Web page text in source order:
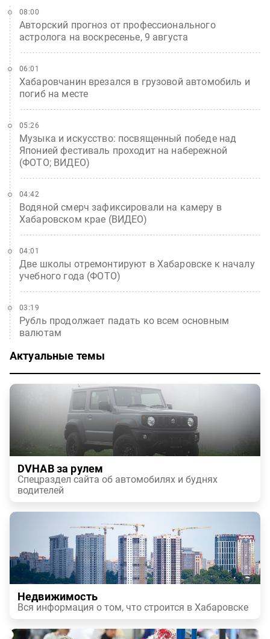
Авторский прогноз от профессионального
астролога на воскресенье, 9 августа
08:00
Хабаровчанин врезался в грузовой автомобиль и
погиб на месте
06:01
Музыка и искусство: посвященный победе над
Японией фестиваль проходит на набережной
(ФОТО; ВИДЕО)
05:26
Водяной смерч зафиксировали на камеру в
Хабаровском крае (ВИДЕО)
04:42
Две школы отремонтируют в Хабаровске к началу
учебного года (ФОТО)
04:01
Рубль продолжает падать ко всем основным
валютам
03:19
Актуальные темы
DVHAB за рулем
Спецраздел сайта об автомобилях и буднях
водителей
Недвижимость
Вся информация о том, что строится в Хабаровске